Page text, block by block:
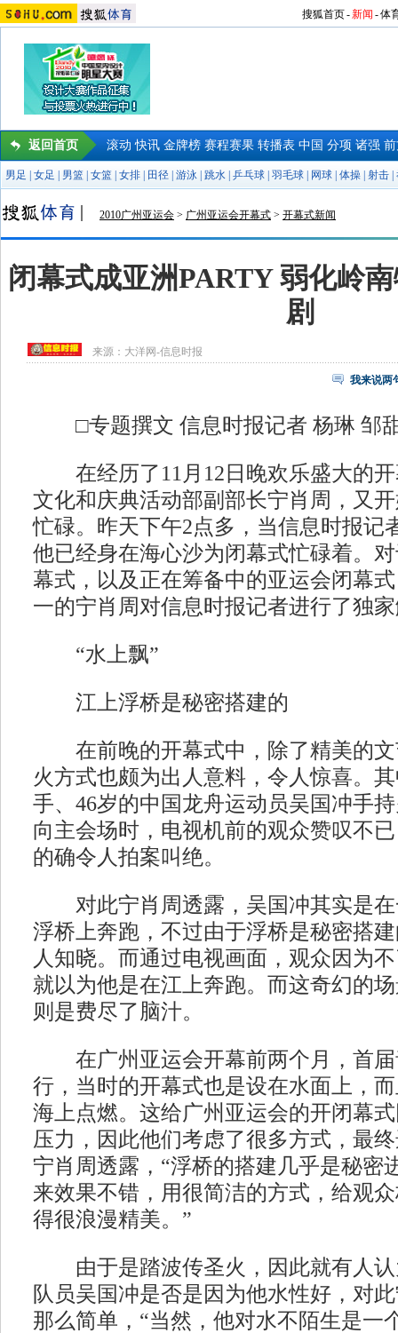
搜狐首页-新闻 -体
返回首页 滚动 快讯 金牌榜 赛程赛果 转播表 中国 分项 诸强
男足 女足 男篮 女篮 女排 田径 游泳 跳水 乒乓球 羽毛球 网球 体操 射击
2010广州亚运会 > 广州亚运会开幕式 > 开幕式新闻
闭幕式成亚洲PARTY 弱化岭
剧
来源： 大洋网-信息时报
我来说两
□专题撰文 信息时报记者 杨琳 邹
在经历了11月12日晚欢乐盛大的开
文化和庆典活动部副部长宁肖周，又
忙碌。昨天下午2点多，当信息时报记
他已经身在海心沙为闭幕式忙碌着。
幕式，以及正在筹备中的亚运会闭幕
一的宁肖周对信息时报记者进行了独
“水上飘”
江上浮桥是秘密搭建的
在前晚的开幕式中，除了精美的文
火方式也颇为出人意料，令人惊喜。
手、46岁的中国龙舟运动员吴国冲手
向主会场时，电视机前的观众赞叹不
的确令人拍案叫绝。
对此宁肖周透露，吴国冲其实是在
浮桥上奔跑，不过由于浮桥是秘密搭
人知晓。而通过电视画面，观众因为
就以为他是在江上奔跑。而这奇幻的
则是费尽了脑汁。
在广州亚运会开幕前两个月，首届
行，当时的开幕式也是设在水面上，
海上点燃。这给广州亚运会的开闭幕
压力，因此他们考虑了很多方式，最
宁肖周透露，“浮桥的搭建几乎是秘密
来效果不错，用很简洁的方式，给观
得很浪漫精美。”
由于是踏波传圣火，因此就有人认
队员吴国冲是否是因为他水性好，对
那么简单，“当然，他对水不陌生是一